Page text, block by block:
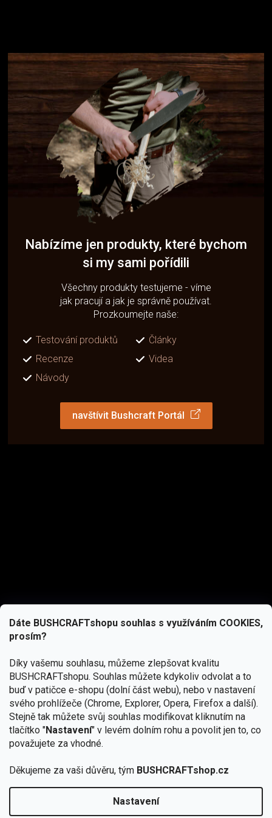
Dáte BUSHCRAFTshopu souhlas s využíváním COOKIES,
prosím?
Díky vašemu souhlasu, můžeme zlepšovat kvalitu
BUSHCRAFTshopu. Souhlas můžete kdykoliv odvolat a to
buď v patičce e-shopu (dolní část webu), nebo v nastavení
svého prohlížeče (Chrome, Explorer, Opera, Firefox a další).
Stejně tak můžete svůj souhlas modifikovat kliknutím na
tlačítko "Nastavení" v levém dolním rohu a povolit jen to, co
považujete za vhodné.
Děkujeme za vaši důvěru, tým BUSHCRAFTshop.cz
Nastavení
Nabízíme jen produkty, které bychom
si my sami pořídili
Všechny produkty testujeme - víme
jak pracují a jak je správně používat.
Prozkoumejte naše:
Testování produktů
Články
Recenze
Videa
Návody
navštívit Bushcraft Portál
podmínkami ochrany osobních údajů
Copyright 2026BUSHCRAFTshop.cz. Všechna práva